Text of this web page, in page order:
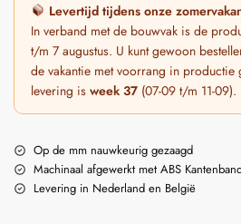
Levertijd tijdens onze
In verband met de bouwvak is de
t/m 7 augustus. U kunt gewoon
de vakantie met voorrang in productie
levering is week 37 (07-09 t/m 11-
Op de mm nauwkeurig gezaagd
Machinaal afgewerkt met ABS
Levering in Nederland en België